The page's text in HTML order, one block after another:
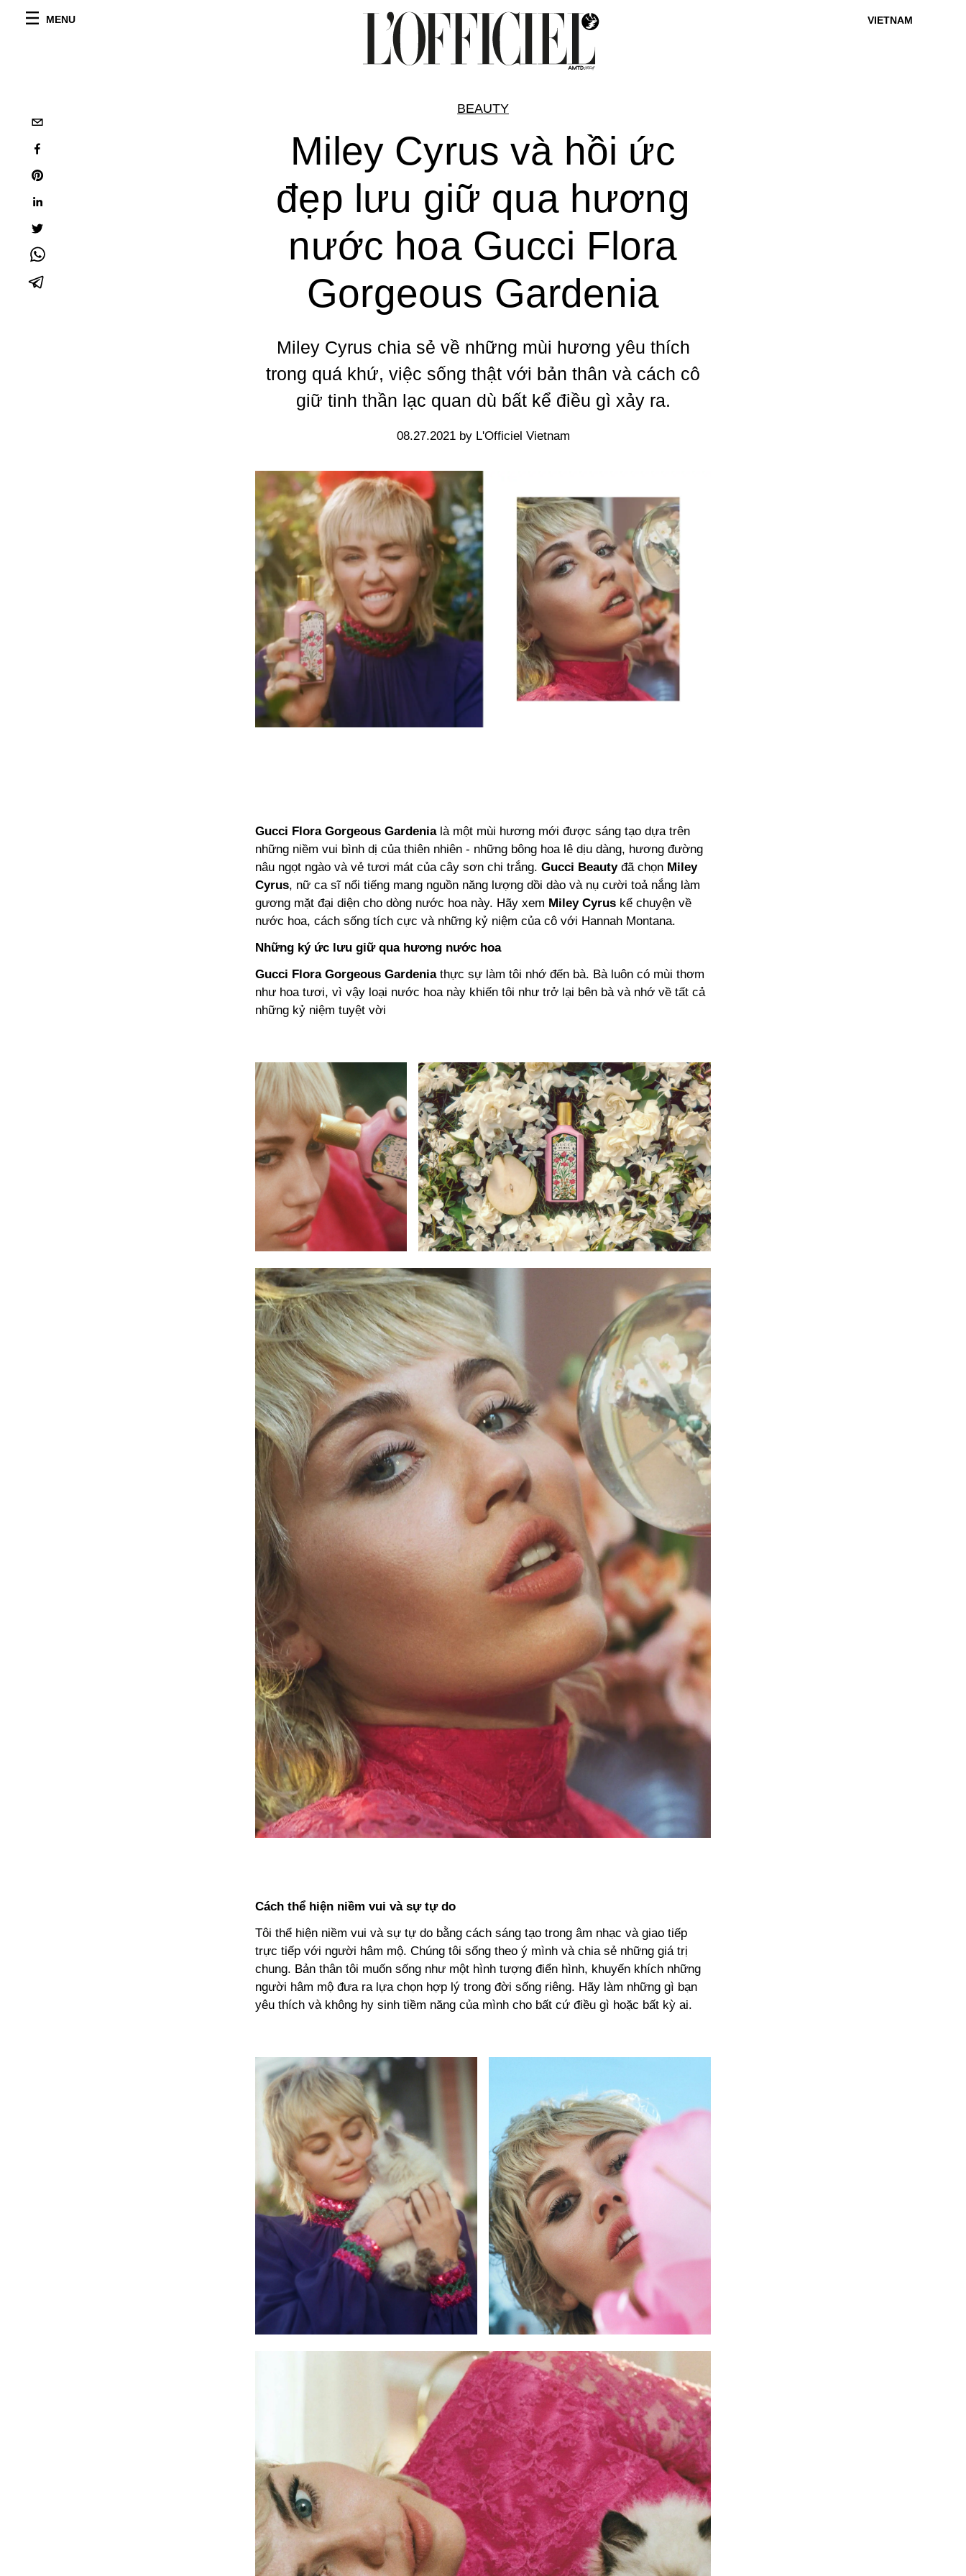
MENU VIETNAM
BEAUTY
Miley Cyrus và hồi ức
đẹp lưu giữ qua hương
nước hoa Gucci Flora
Gorgeous Gardenia
Miley Cyrus chia sẻ về những mùi hương yêu thích
trong quá khứ, việc sống thật với bản thân và cách cô
giữ tinh thần lạc quan dù bất kể điều gì xảy ra.
08.27.2021 by L'Officiel Vietnam
Gucci Flora Gorgeous Gardenia là một mùi hương mới được sáng tạo dựa trên
những niềm vui bình dị của thiên nhiên - những bông hoa lê dịu dàng, hương đường
nâu ngọt ngào và vẻ tươi mát của cây sơn chi trắng. Gucci Beauty đã chọn Miley
Cyrus, nữ ca sĩ nổi tiếng mang nguồn năng lượng dồi dào và nụ cười toả nắng làm
gương mặt đại diện cho dòng nước hoa này. Hãy xem Miley Cyrus kể chuyện về
nước hoa, cách sống tích cực và những kỷ niệm của cô với Hannah Montana.
Những ký ức lưu giữ qua hương nước hoa
Gucci Flora Gorgeous Gardeniathực sự làm tôi nhớ đến bà. Bà luôn có mùi thơm
như hoa tươi, vì vậy loại nước hoa này khiến tôi như trở lại bên bà và nhớ về tất cả
những kỷ niệm tuyệt vời
Cách thể hiện niềm vui và sự tự do
Tôi thể hiện niềm vui và sự tự do bằng cách sáng tạo trong âm nhạc và giao tiếp
trực tiếp với người hâm mộ. Chúng tôi sống theo ý mình và chia sẻ những giá trị
chung. Bản thân tôi muốn sống như một hình tượng điển hình, khuyến khích những
người hâm mộ đưa ra lựa chọn hợp lý trong đời sống riêng. Hãy làm những gì bạn
yêu thích và không hy sinh tiềm năng của mình cho bất cứ điều gì hoặc bất kỳ ai.